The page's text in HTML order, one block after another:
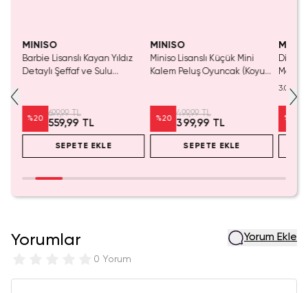
MINISO
Barbie Lisanslı Kayan Yıldız
Detaylı Şeffaf ve Sulu
%20
699,99 TL
559,99 TL
SEPETE EKLE
MINISO
Miniso Lisanslı Küçük Mini
Kalem Peluş Oyuncak (Koyu
%20
499,99 TL
399,99 TL
SEPETE EKLE
Mouse
Mini
3.0
%
Yorumlar
0 Yorum
Yorum Ekle